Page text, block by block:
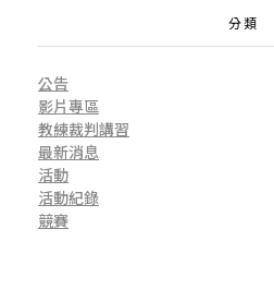
分類
公告
影片專區
教練裁判講習
最新消息
活動
活動紀錄
競賽